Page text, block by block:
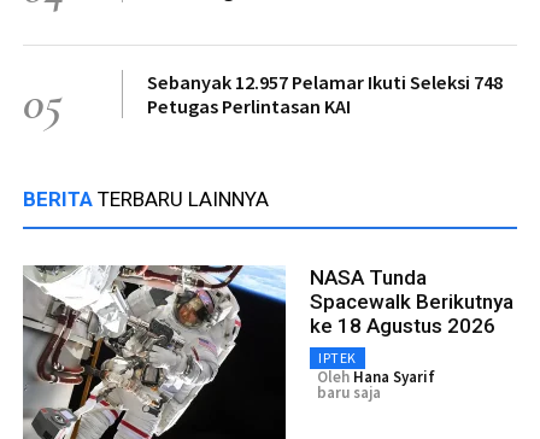
05
Sebanyak 12.957 Pelamar Ikuti Seleksi 748
Petugas Perlintasan KAI
BERITA TERBARU LAINNYA
NASA Tunda
Spacewalk Berikutnya
ke 18 Agustus 2026
IPTEK
Oleh Hana Syarif
baru saja